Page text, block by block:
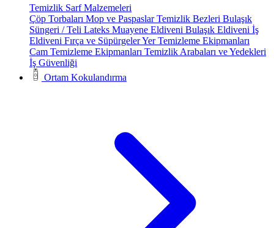
Temizlik Sarf Malzemeleri
Çöp Torbaları Mop ve PaspaslarTemizlik Bezleri Bulaşık
Süngeri / Teli Lateks Muayene Eldiveni Bulaşık Eldiveni İş
Eldiveni Fırça ve SüpürgelerYer Temizleme Ekipmanları
Cam Temizleme Ekipmanları Temizlik Arabaları ve Yedekleri
İş Güvenliği
Ortam Kokulandırma